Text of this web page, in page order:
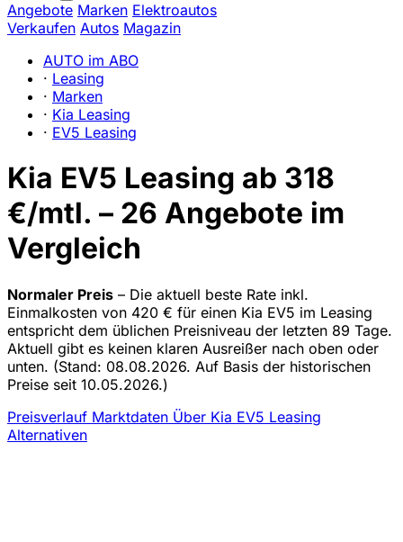
Angebote Marken Elektroautos
Verkaufen Autos Magazin
AUTO im ABO
· Leasing
· Marken
· Kia Leasing
· EV5 Leasing
Kia EV5 Leasing ab 318
€/mtl. – 26 Angebote im
Vergleich
Normaler Preis – Die aktuell beste Rate inkl.
Einmalkosten von 420 € für einen Kia EV5 im Leasing
entspricht dem üblichen Preisniveau der letzten 89 Tage.
Aktuell gibt es keinen klaren Ausreißer nach oben oder
unten. (Stand: 08.08.2026. Auf Basis der historischen
Preise seit 10.05.2026.)
Preisverlauf Marktdaten Über Kia EV5 Leasing
Alternativen